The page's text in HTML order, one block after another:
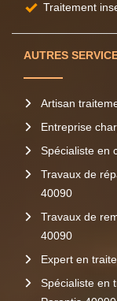
Traitement
AUTRES
Artisan
Entreprise
Spécialiste en
Travaux de
40090
Travaux de
40090
Expert en
Spécialiste en